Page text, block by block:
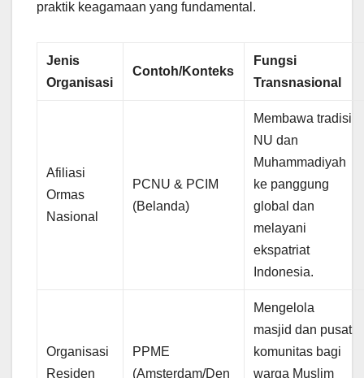
praktik keagamaan yang fundamental.
Jenis
Organisasi
Contoh/Konteks
Fungsi
Transnasional
Afiliasi
Ormas
Nasional
PCNU & PCIM
(Belanda)
Membawa tradisi
NU dan
Muhammadiyah
ke panggung
global dan
melayani
ekspatriat
Indonesia.
Organisasi
Residen
PPME
(Amsterdam/Den
Mengelola
masjid dan pusat
komunitas bagi
warga Muslim